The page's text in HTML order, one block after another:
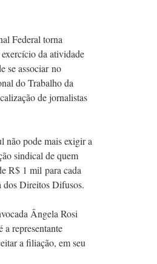
Federal torna
da atividade
se associar no
do Trabalho da
de jornalistas
não pode mais exigir a
sindical de quem
R$ 1 mil para cada
dos Direitos Difusos.
Ângela Rosi
a representante
a filiação, em seu